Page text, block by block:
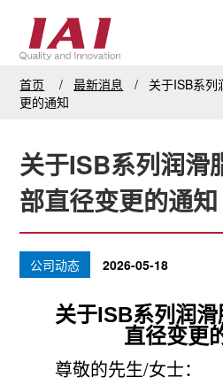
首页 最新消息
关于ISB系列
更的通知
关于ISB系列润滑
部直径变更的通知
公司动态 2026-05-18
关于ISB系列润
直径变更
尊敬的先生/女士：